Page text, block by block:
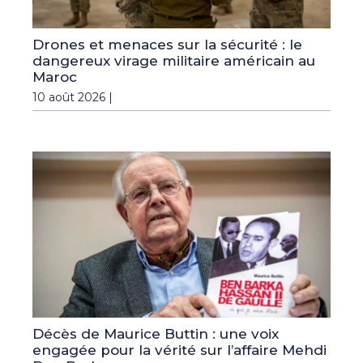
Drones et menaces sur la sécurité : le
dangereux virage militaire américain au
Maroc
10 août 2026 |
Décès de Maurice Buttin : une voix
engagée pour la vérité sur l’affaire Mehdi